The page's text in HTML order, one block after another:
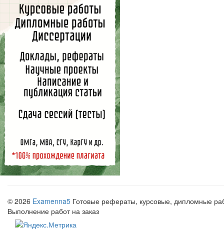
© 2026 Examenna5 Готовые рефераты, курсовые, дипломные
Выполнение работ на заказ